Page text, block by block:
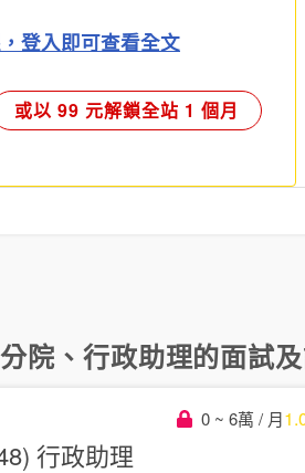
登入即可查看全文
或以 99 元解鎖全站 1 個月
院 、 行政助理的面試
0 ~ 6萬 / 月
行政助理